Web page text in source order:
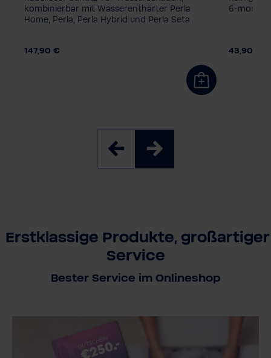
kombinierbar mit Wasserenthärter Perla
Home, Perla, Perla Hybrid und Perla Seta
147,90 €
6-
43,90 €
Erstklassige Produkte, großartiger
Service
Bester Service im Onlineshop